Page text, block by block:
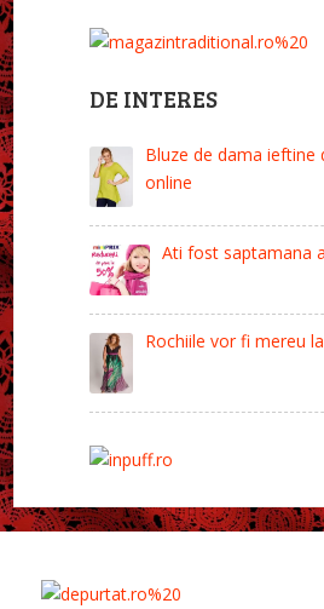
DE INTERES
Bluze de dama ieftine
online
Ati fost saptamana
Rochiile vor fi mereu